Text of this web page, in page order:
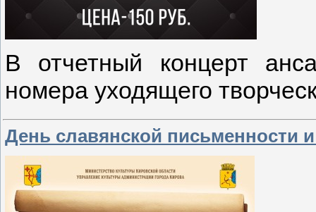
В отчетный концерт
номера уходящего
День славянской письменности